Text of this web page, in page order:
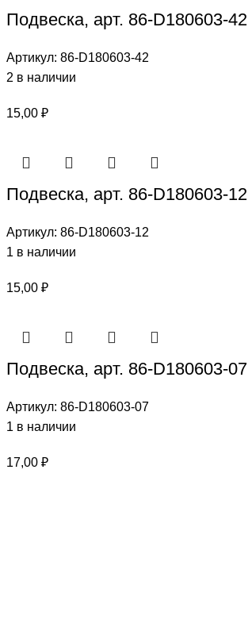
Подвеска, арт. 86-D180603-42
Артикул: 86-D180603-42
2 в наличии
15,00 ₽
Подвеска, арт. 86-D180603-12
Артикул: 86-D180603-12
1 в наличии
15,00 ₽
Подвеска, арт. 86-D180603-07
Артикул: 86-D180603-07
1 в наличии
17,00 ₽